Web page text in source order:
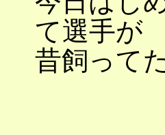
て選手が
昔飼って